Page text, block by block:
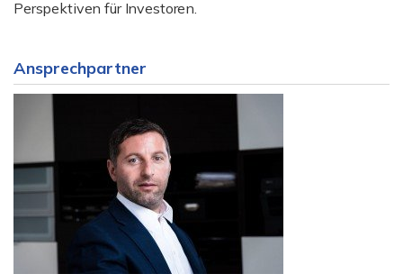
Perspektiven für Investoren.
Ansprechpartner